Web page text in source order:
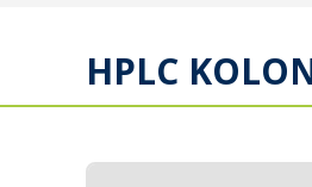
HPLC